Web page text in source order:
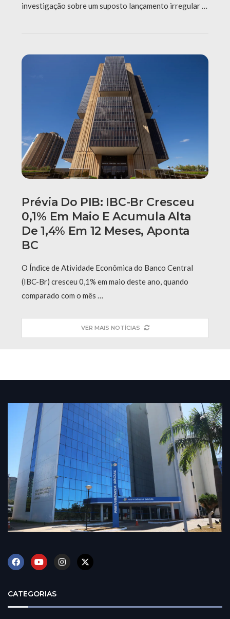
investigação sobre um suposto lançamento irregular …
Prévia Do PIB: IBC-Br Cresceu
0,1% Em Maio E Acumula Alta
De 1,4% Em 12 Meses, Aponta
BC
O Índice de Atividade Econômica do Banco Central
(IBC-Br) cresceu 0,1% em maio deste ano, quando
comparado com o mês …
VER MAIS NOTÍCIAS
CATEGORIAS